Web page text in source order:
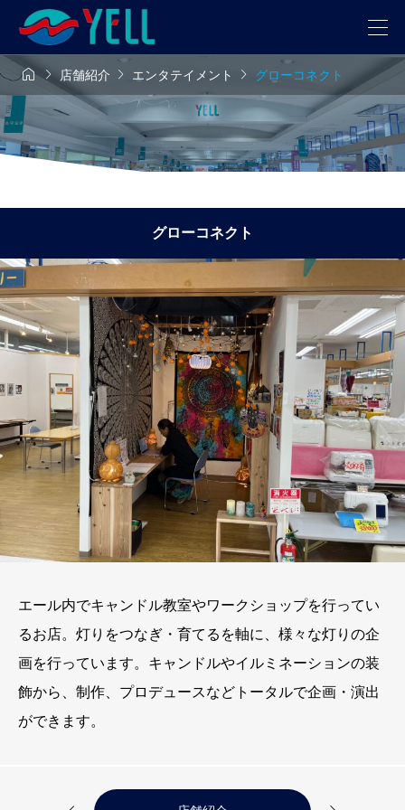
店舗紹介  エンタテイメント  グローコネクト
グローコネクト
エール内でキャンドル教室やワークショップを行ってい
るお店。灯りをつなぎ・育てるを軸に、様々な灯りの企
画を行っています。キャンドルやイルミネーションの装
飾から、制作、プロデュースなどトータルで企画・演出
ができます。